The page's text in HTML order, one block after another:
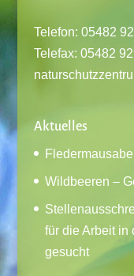
Telefon: 05482
Telefax: 05482
Aktuelles
Wildbeeren –
für die Arbeit in
gesucht